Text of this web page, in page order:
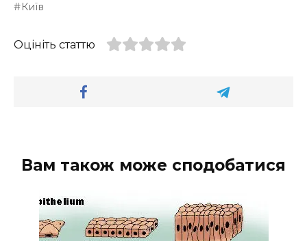
Київ
Оцініть статтю
Вам також може сподобатися